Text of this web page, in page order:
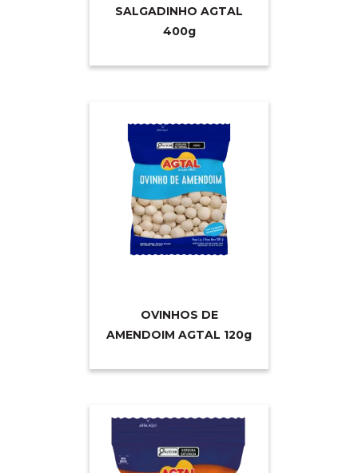
SALGADINHO AGTAL
400g
OVINHOS DE
AMENDOIM AGTAL 120g